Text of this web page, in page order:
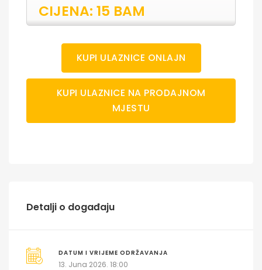
CIJENA: 15 BAM
KUPI ULAZNICE ONLAJN
KUPI ULAZNICE NA PRODAJNOM
MJESTU
Detalji o događaju
DATUM I VRIJEME ODRŽAVANJA
13. Juna 2026. 18:00